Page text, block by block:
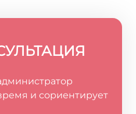
и сориентирует